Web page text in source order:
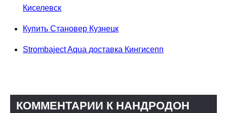
Киселевск
Купить Становер Кузнецк
Strombaject Aqua доставка Кингисепп
КОММЕНТАРИИ К НАНДРОДОН